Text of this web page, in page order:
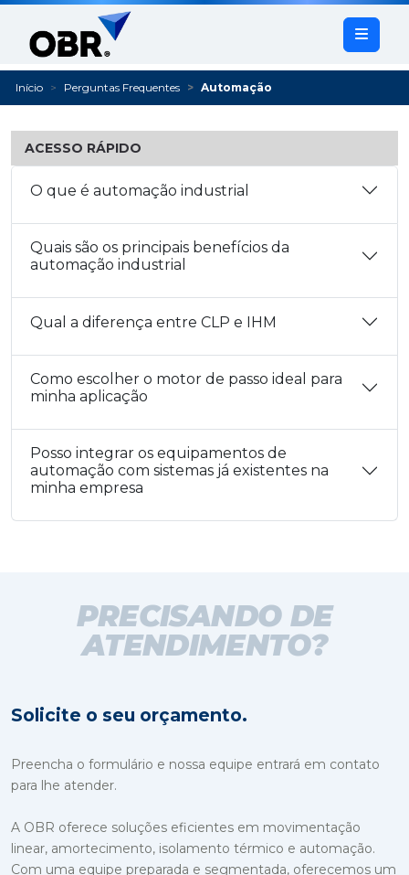
Início Perguntas Frequentes Automação
ACESSO RÁPIDO
O que é automação industrial
Quais são os principais benefícios da
automação industrial
Qual a diferença entre CLP e IHM
Como escolher o motor de passo ideal para
minha aplicação
Posso integrar os equipamentos de
automação com sistemas já existentes na
minha empresa
PRECISANDO DE
ATENDIMENTO?
Solicite o seu orçamento.
Preencha o formulário e nossa equipe entrará em contato
para lhe atender.
A OBR oferece soluções eficientes em movimentação
linear, amortecimento, isolamento térmico e automação.
Com uma equipe preparada e segmentada, oferecemos um